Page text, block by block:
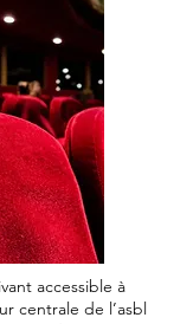
accessible à
centrale de l’asbl